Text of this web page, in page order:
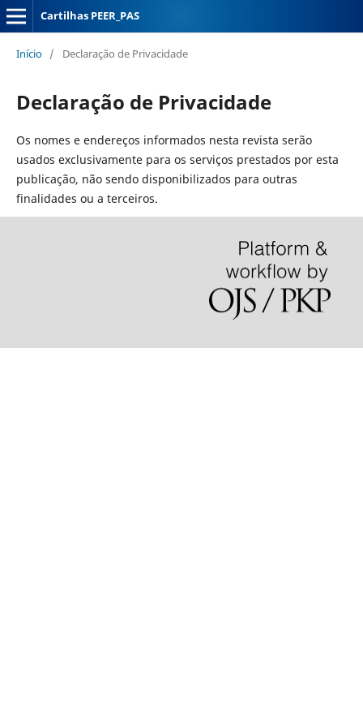
Cartilhas PEER_PAS
Início / Declaração de Privacidade
Declaração de Privacidade
Os nomes e endereços informados nesta revista serão
usados exclusivamente para os serviços prestados por esta
publicação, não sendo disponibilizados para outras
finalidades ou a terceiros.